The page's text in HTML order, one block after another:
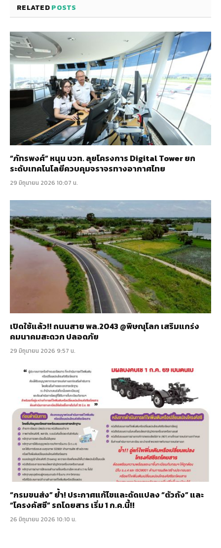
RELATEDPOSTS
“ภัทรพงศ์” หนุน บวท. ลุยโครงการ Digital Tower ยก
ระดับเทคโนโลยีควบคุมจราจรทางอากาศไทย
29 มิถุนายน 2026 10:07 น.
เปิดใช้แล้ว!! ถนนสาย พล.2043 @พิษณุโลก เสริมแกร่ง
คมนาคมสะดวก ปลอดภัย
29 มิถุนายน 2026 9:57 น.
“กรมขนส่ง” ย้ำ! ประกาศแก้ไขและดัดแปลง “ตัวถัง” และ
“โครงคัสซี” รถโดยสาร เริ่ม 1 ก.ค.นี้!!
26 มิถุนายน 2026 10:10 น.